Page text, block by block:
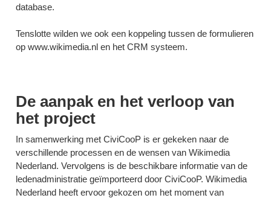
database.
Tenslotte wilden we ook een koppeling tussen de formulieren
op www.wikimedia.nl en het CRM systeem.
De aanpak en het verloop van
het project
In samenwerking met CiviCooP is er gekeken naar de
verschillende processen en de wensen van Wikimedia
Nederland. Vervolgens is de beschikbare informatie van de
ledenadministratie geïmporteerd door CiviCooP. Wikimedia
Nederland heeft ervoor gekozen om het moment van